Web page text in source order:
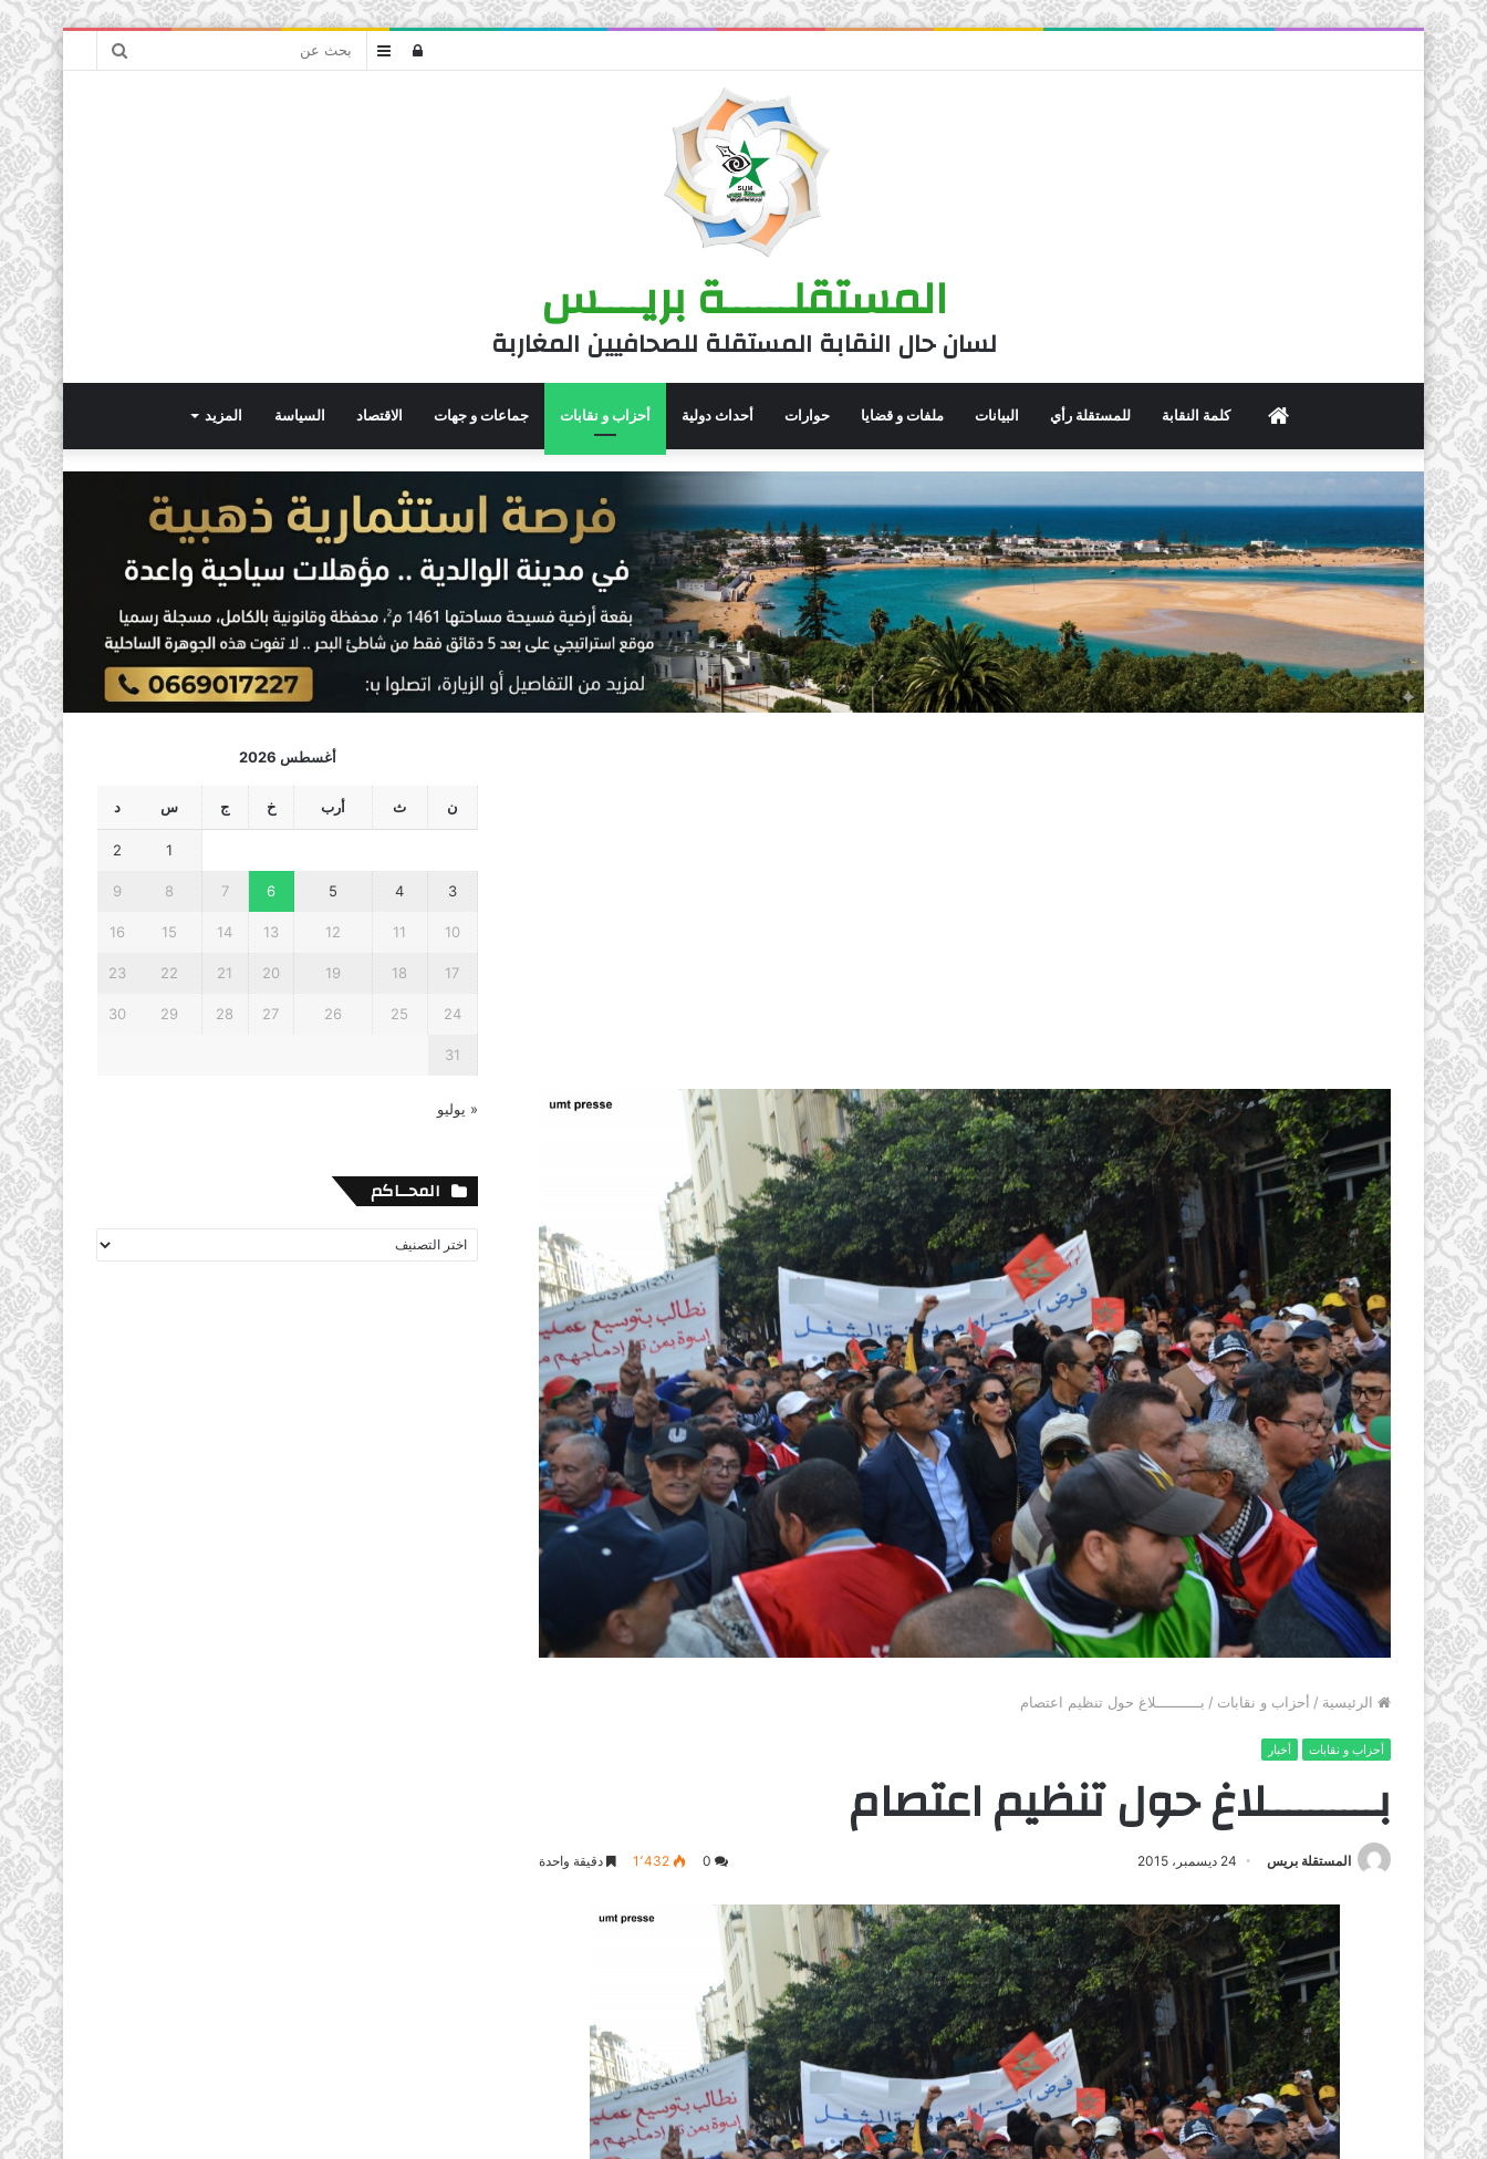
بحث
عمودتسجيل
المستقلــــــة بريــــس
لسان حال النقابة المستقلة للصحافيين المغاربة
الرئيسيةكلمة النقابة للمستقلة رأي البيانات ملفات و قضايا حوارات أحداث دولية أحزاب و نقابات جماعات و جهات الاقتصاد السياسة المزيد
الرئيسية / أحزاب و نقابات / بــــــــــلاغ حول تنظيم اعتصام
أحزاب و نقابات أخبار
بــــــــــلاغ حول تنظيم اعتصام
المستقلة بريس 24 ديسمبر، 2015 0 1٬432 دقيقة واحدة
أغسطس 2026
ن ث أرب خ ج س د
1
2
3
4
5
6
7
8
9
10
11
12
13
14
15
16
17
18
19
20
21
22
23
24
25
26
27
28
29
30
31
« يوليو
المحــاكم
المحــاكم